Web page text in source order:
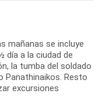
mañanas se incluye
día a la ciudad de
la tumba del soldado
Panathinaikos. Resto
excursiones